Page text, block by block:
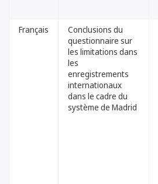
Français
Conclusions du
questionnaire sur
les limitations dans
les
enregistrements
internationaux
dans le cadre du
système de Madrid